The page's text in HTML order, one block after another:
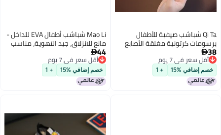
Qi Ta شباشب صيفية للأطفال
كرتونية مغلقة الأصابع
للانزلاق للفتيان والفتيات
أقل سعر في 7 يوم
أقل سعر في 7 يوم
إضافي %15 + 1
Mao Li شباشب أطفال EVA للداخل -
مانع للانزلاق، جيد التهوية، مناسب
لجميع الفصول

أقل سعر في 7 يوم
أقل سعر في 7 يوم
خصم إضافي %15 + 1